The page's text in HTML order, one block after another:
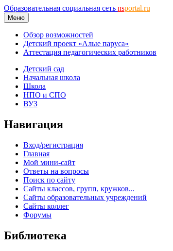
Образовательная социальная сеть nsportal.ru
Меню
Обзор возможностей
Детский проект «Алые паруса»
Аттестация педагогических работников
Детский сад
Начальная школа
Школа
НПО и СПО
ВУЗ
Навигация
Вход/регистрация
Главная
Мой мини-сайт
Ответы на вопросы
Поиск по сайту
Сайты классов, групп, кружков...
Сайты образовательных учреждений
Сайты коллег
Форумы
Библиотека